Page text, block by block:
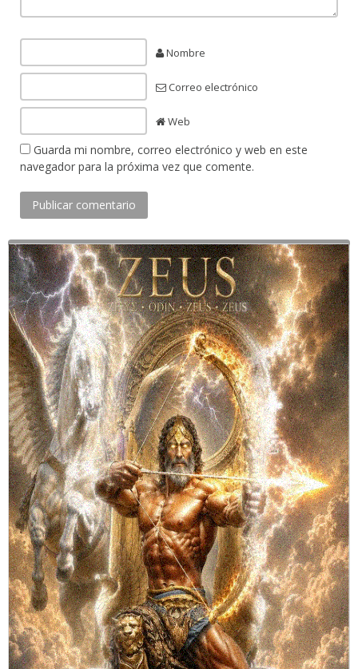
Nombre
Correo electrónico
Web
Guarda mi nombre, correo electrónico y web en este
navegador para la próxima vez que comente.